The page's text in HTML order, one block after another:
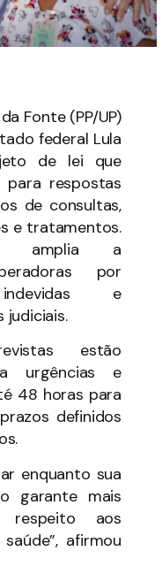
Fonte (PP/UP)
federal Lula
de lei que
para respostas
de consultas,
e tratamentos.
amplia a
por
e
judiciais.
estão
urgências e
48 horas para
definidos
enquanto sua
garante mais
respeito aos
afirmou